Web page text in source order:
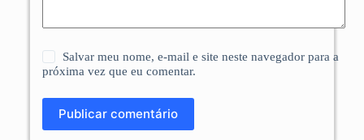
Salvar meu nome, e-mail e site neste navegador para a
próxima vez que eu comentar.
Publicar comentário